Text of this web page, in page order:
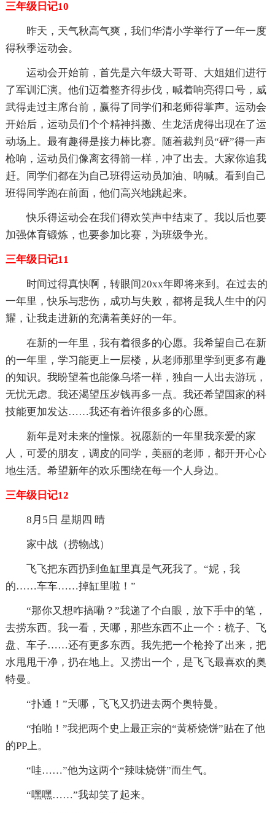
三年级日记10
昨天，天气秋高气爽，我们华清小学举行了一年一度
得秋季运动会。
运动会开始前，首先是六年级大哥哥、大姐姐们进行
了军训汇演。他们迈着整齐得步伐，喊着响亮得口号，威
武得走过主席台前，赢得了同学们和老师得掌声。运动会
开始后，运动员们个个精神抖擞、生龙活虎得出现在了运
动场上。最有趣得是接力棒比赛。随着裁判员“砰”得一声
枪响，运动员们像离玄得箭一样，冲了出去。大家你追我
赶。同学们都在为自己班得运动员加油、呐喊。看到自己
班得同学跑在前面，他们高兴地跳起来。
快乐得运动会在我们得欢笑声中结束了。我以后也要
加强体育锻炼，也要参加比赛，为班级争光。
三年级日记11
时间过得真快啊，转眼间20xx年即将来到。在过去的
一年里，快乐与悲伤，成功与失败，都将是我人生中的闪
耀，让我走进新的充满着美好的一年。
在新的一年里，我有着很多的心愿。我希望自己在新
的一年里，学习能更上一层楼，从老师那里学到更多有趣
的知识。我盼望着也能像乌塔一样，独自一人出去游玩，
无忧无虑。我还渴望压岁钱再多一点。我还希望国家的科
技能更加发达……我还有着许很多多的心愿。
新年是对未来的憧憬。祝愿新的一年里我亲爱的家
人，可爱的朋友，调皮的同学，美丽的老师，都开开心心
地生活。希望新年的欢乐围绕在每一个人身边。
三年级日记12
8月5日 星期四 晴
家中战（捞物战）
飞飞把东西扔到鱼缸里真是气死我了。“妮，我
的……车车……掉缸里啦！”
“那你又想咋搞嘞？”我递了个白眼，放下手中的笔，
去捞东西。我一看，天哪，那些东西不止一个：梳子、飞
盘、车子……还有更多东西。我先把一个枪拎了出来，把
水甩甩干净，扔在地上。又捞出一个，是飞飞最喜欢的奥
特曼。
“扑通！”天哪，飞飞又扔进去两个奥特曼。
“拍啪！”我把两个史上最正宗的“黄桥烧饼”贴在了他
的PP上。
“哇……”他为这两个“辣味烧饼”而生气。
“嘿嘿……”我却笑了起来。